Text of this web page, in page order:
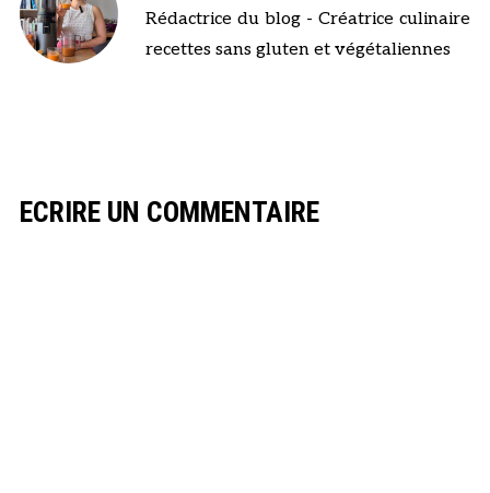
Rédactrice du blog - Créatrice culinaire
recettes sans gluten et végétaliennes
ECRIRE UN COMMENTAIRE